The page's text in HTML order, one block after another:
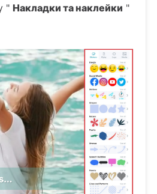
" Накладки та наклейки "